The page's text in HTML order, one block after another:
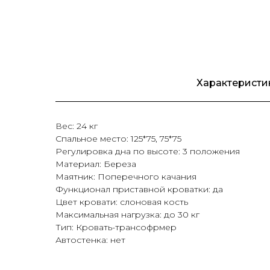
Вес: 24 кг
Спальное место: 125*75, 75*75
Регулировка дна по высоте: 3 положения
Материал: Береза
Маятник: Поперечного качания
Функционал приставной кроватки: да
Цвет кровати: слоновая кость
Максимальная нагрузка: до 30 кг
Тип: Кровать-трансофрмер
Автостенка: нет